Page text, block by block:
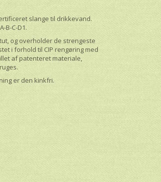
slange til drikkevand.
B-C-D1.
og overholder de strengeste
i forhold til CIP rengøring med
af patenteret materiale,
er den kinkfri.